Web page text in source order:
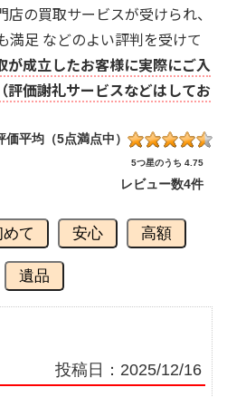
の買取サービスが受けられ、
満足 などのよい評判を受けて
が成立したお客様に実際にご入
評価謝礼サービスなどはしてお
価平均（5点満点中）
5つ星のうち 4.75
レビュー数4件
めて 安心 高額
遺品
投稿日： 2025/12/16